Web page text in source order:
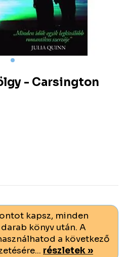
- Carsington
kapsz, minden
könyv után. A
a következő
részletek »